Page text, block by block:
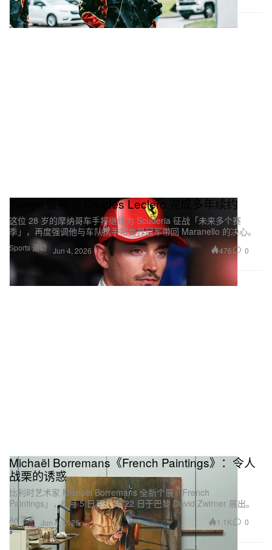
Sports 运动
Ferrari 宣布与 Charles Leclerc 完成多年续约
这位 28 岁的摩纳哥车手将继续为 Scuderia 征战「未来多个赛
季」，再度强调他与车队携手把世界冠军带回 Maranello 的决心。
Jun 4, 2026 476 0
Art 艺术
Michaël Borremans《French Paintings》：令人
战栗的诱惑
比利时艺术家 Michaël Borremans 全新个展「French
Paintings」，6 月 5 日至 7 月 22 日于巴黎 David Zwirner 展出。
Jun 4, 2026 1.1K 0